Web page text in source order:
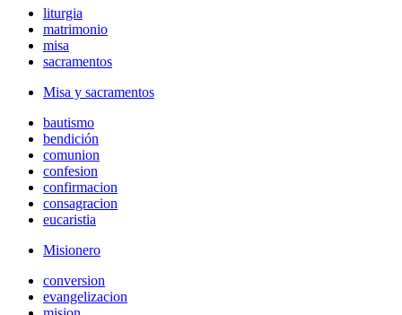
liturgia
matrimonio
misa
sacramentos
Misa y sacramentos
bautismo
bendición
comunion
confesion
confirmacion
consagracion
eucaristia
Misionero
conversion
evangelizacion